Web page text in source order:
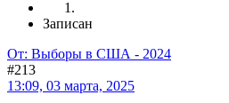
Записан
От: Выборы в США - 2024
#213
13:09, 03 марта, 2025